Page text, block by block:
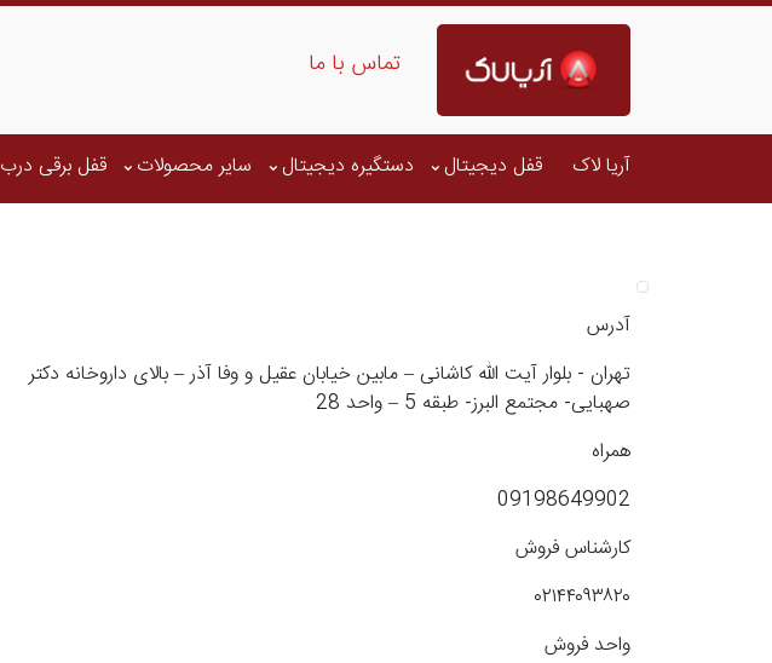
تماس با ما
آریا لاک قفل دیجیتال دستگیره دیجیتال سایر محصولات قفل برقی درب
آدرس
تهران - بلوار آیت الله کاشانی – مابین خیابان عقیل و وفا آذر – بالای داروخانه دکتر
صهبایی- مجتمع البرز- طبقه 5 – واحد 28
همراه
09198649902
کارشناس فروش
٠٢١۴۴٠٩٣٨٢٠
واحد فروش